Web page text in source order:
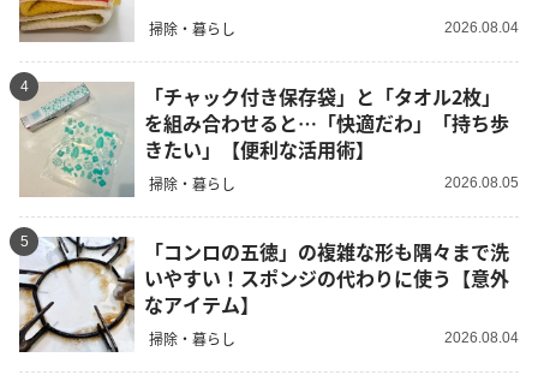
掃除・暮らし 2026.08.04
4
「チャック付き保存袋」と「タオル2枚」
を組み合わせると…「快適だわ」「持ち歩
きたい」【便利な活用術】
掃除・暮らし 2026.08.05
5
「コンロの五徳」の複雑な形も隅々まで洗
いやすい！スポンジの代わりに使う【意外
なアイテム】
掃除・暮らし 2026.08.04